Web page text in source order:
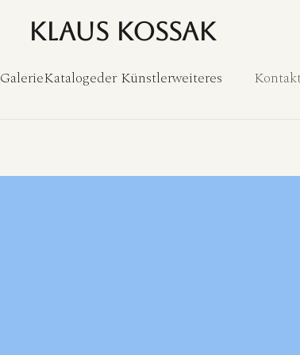
Klaus Kossak
GalerieKatalogeder Künstlerweiteres